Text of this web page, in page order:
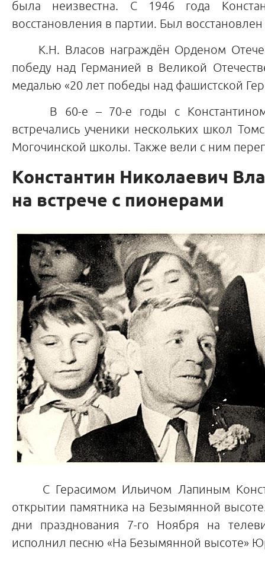
была неизвестна. С 1946 года
восстановления в партии. Был
К.Н. Власов награждён Орденом
победу над Германией в Великой
медалью «20 лет победы над фашистской
В 60-е – 70-е годы с Константином
встречались ученики нескольких школ
Могочинской школы. Также вели с ним
Константин Николаевич
на встрече с пионерами
С Герасимом Ильичом Лапиным
открытии памятника на Безымянной
дни празднования 7-го Ноября на
исполнил песню «На Безымянной высоте»